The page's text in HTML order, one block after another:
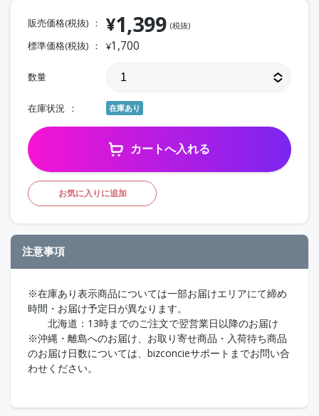
販売価格(税抜) ¥1,399 (税抜)
標準価格(税抜) ¥1,700
数量
在庫状況 在庫あり
カートへ入れる
お気に入りに追加
注意事項
※在庫あり表示商品については一部お届けエリアにて締め
時間・お届け予定日が異なります。
北海道：13時までのご注文で翌営業日以降のお届け
※沖縄・離島へのお届け、お取り寄せ商品・入荷待ち商品
のお届け日数については、bizconcieサポートまでお問い合
わせください。